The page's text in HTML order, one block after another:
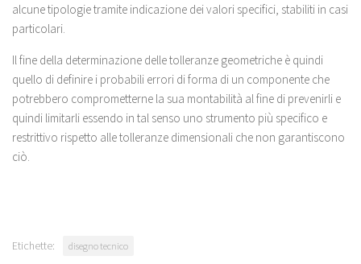
alcune tipologie tramite indicazione dei valori specifici, stabiliti in casi
particolari.
Il fine della determinazione delle tolleranze geometriche è quindi
quello di definire i probabili errori di forma di un componente che
potrebbero comprometterne la sua montabilità al fine di prevenirli e
quindi limitarli essendo in tal senso uno strumento più specifico e
restrittivo rispetto alle tolleranze dimensionali che non garantiscono
ciò.
Etichette: disegno tecnico